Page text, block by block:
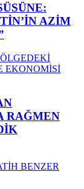
AZİM
RAĞMEN